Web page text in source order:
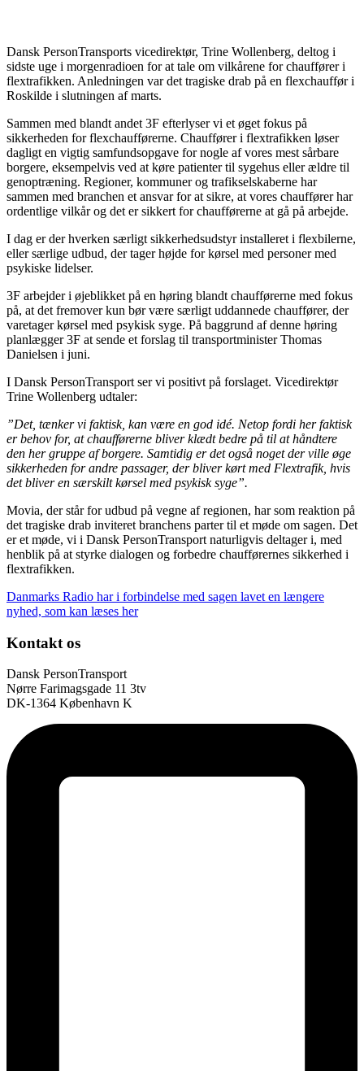
Dansk PersonTransports vicedirektør, Trine Wollenberg, deltog i
sidste uge i morgenradioen for at tale om vilkårene for chauffører i
flextrafikken. Anledningen var det tragiske drab på en flexchauffør i
Roskilde i slutningen af marts.
Sammen med blandt andet 3F efterlyser vi et øget fokus på
sikkerheden for flexchaufførerne. Chauffører i flextrafikken løser
dagligt en vigtig samfundsopgave for nogle af vores mest sårbare
borgere, eksempelvis ved at køre patienter til sygehus eller ældre til
genoptræning. Regioner, kommuner og trafikselskaberne har
sammen med branchen et ansvar for at sikre, at vores chauffører har
ordentlige vilkår og det er sikkert for chaufførerne at gå på arbejde.
I dag er der hverken særligt sikkerhedsudstyr installeret i flexbilerne,
eller særlige udbud, der tager højde for kørsel med personer med
psykiske lidelser.
3F arbejder i øjeblikket på en høring blandt chaufførerne med fokus
på, at det fremover kun bør være særligt uddannede chauffører, der
varetager kørsel med psykisk syge. På baggrund af denne høring
planlægger 3F at sende et forslag til transportminister Thomas
Danielsen i juni.
I Dansk PersonTransport ser vi positivt på forslaget. Vicedirektør
Trine Wollenberg udtaler:
”Det, tænker vi faktisk, kan være en god idé. Netop fordi her faktisk
er behov for, at chaufførerne bliver klædt bedre på til at håndtere
den her gruppe af borgere. Samtidig er det også noget der ville øge
sikkerheden for andre passager, der bliver kørt med Flextrafik, hvis
det bliver en særskilt kørsel med psykisk syge”.
Movia, der står for udbud på vegne af regionen, har som reaktion på
det tragiske drab inviteret branchens parter til et møde om sagen. Det
er et møde, vi i Dansk PersonTransport naturligvis deltager i, med
henblik på at styrke dialogen og forbedre chaufførernes sikkerhed i
flextrafikken.
Danmarks Radio har i forbindelse med sagen lavet en længere
nyhed, som kan læses her
Kontakt os
Dansk PersonTransport
Nørre Farimagsgade 11 3tv
DK-1364 København K